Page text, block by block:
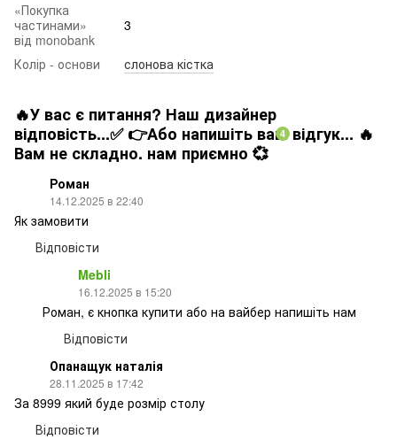
«Покупка
частинами»
від monobank
3
Колір - основи слонова кістка
🔥У вас є питання? Наш дизайнер
відповість...✅ 👉Або напишіть ваш відгук... 🔥
Вам не складно. нам приємно 💞
4
Роман
14.12.2025 в 22:40
Як замовити
Відповісти
Mebli
16.12.2025 в 15:20
Роман, є кнопка купити або на вайбер напишіть нам
Відповісти
Опанащук наталія
28.11.2025 в 17:42
За 8999 який буде розмір столу
Відповісти